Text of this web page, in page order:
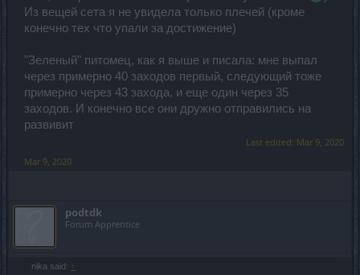
Попробую выяснить почему такой шанс маленький.
Из вещей сета я не увидела только плечей (кроме
конечно тех что упали за достижение)
"Зеленый" питомец, как я выше и писала: мне выпал
через примерно 40 заходов первый, следующий тоже
примерно через 43 захода, и еще один через 35
заходов. И конечно все они дружно отправились на
развивит
Last edited: Mar 9, 2020
Mar 9, 2020
podtdk
Forum Apprentice
nika said: ↑